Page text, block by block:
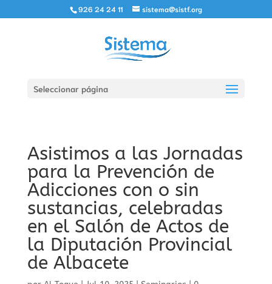
926 24 24 11 sistema@sistf.org
Seleccionar página
Asistimos a las Jornadas
para la Prevención de
Adicciones con o sin
sustancias, celebradas
en el Salón de Actos de
la Diputación Provincial
de Albacete